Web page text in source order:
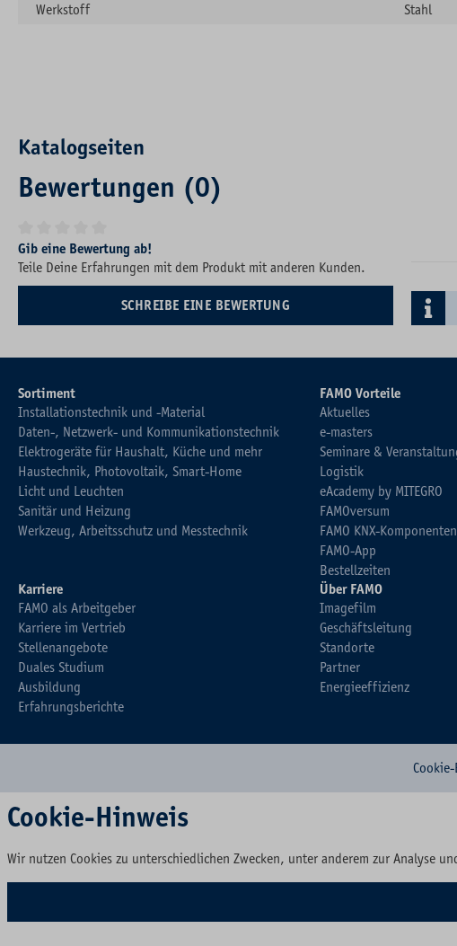
Werkstoff
Stahl
Katalogseiten
Bewertungen (0)
Durchschnittliche Bewertung von 0 von 5 Sternen
Gib eine Bewertung ab!
Teile Deine Erfahrungen mit dem Produkt mit anderen Kunden.
SCHREIBE EINE BEWERTUNG
Sortiment
Installationstechnik und -Material
Daten-, Netzwerk- und Kommunikationstechnik
Elektrogeräte für Haushalt, Küche und mehr
Haustechnik, Photovoltaik, Smart-Home
Licht und Leuchten
Sanitär und Heizung
Werkzeug, Arbeitsschutz und Messtechnik
FAMO Vorteile
Aktuelles
e-masters
Seminare &
Logistik
eAcademy by MITEGRO
FAMOversum
FAMO KNX-Komponenten
FAMO-App
Bestellzeiten
Karriere
FAMO als Arbeitgeber
Karriere im Vertrieb
Stellenangebote
Duales Studium
Ausbildung
Erfahrungsberichte
Über FAMO
Imagefilm
Geschäftsleitung
Standorte
Partner
Energieeffizienz
Cookie-Hinweis
Wir nutzen Cookies zu unterschiedlichen Zwecken, unter anderem zur Analyse